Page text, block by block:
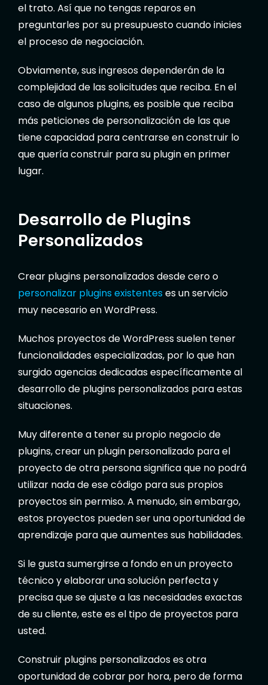
el trato. Así que no tengas reparos en
preguntarles por su presupuesto cuando inicies
el proceso de negociación.
Obviamente, sus ingresos dependerán de la
complejidad de las solicitudes que reciba. En el
caso de algunos plugins, es posible que reciba
más peticiones de personalización de las que
tiene capacidad para centrarse en construir lo
que quería construir para su plugin en primer
lugar.
Desarrollo de Plugins
Personalizados
Crear plugins personalizados desde cero o
personalizar plugins existenteses un servicio
muy necesario en WordPress.
Muchos proyectos de WordPress suelen tener
funcionalidades especializadas, por lo que han
surgido agencias dedicadas específicamente al
desarrollo de plugins personalizados para estas
situaciones.
Muy diferente a tener su propio negocio de
plugins, crear un plugin personalizado para el
proyecto de otra persona significa que no podrá
utilizar nada de ese código para sus propios
proyectos sin permiso. A menudo, sin embargo,
estos proyectos pueden ser una oportunidad de
aprendizaje para que aumentes sus habilidades.
Si le gusta sumergirse a fondo en un proyecto
técnico y elaborar una solución perfecta y
precisa que se ajuste a las necesidades exactas
de su cliente, este es el tipo de proyectos para
usted.
Construir plugins personalizados es otra
oportunidad de cobrar por hora, pero de forma